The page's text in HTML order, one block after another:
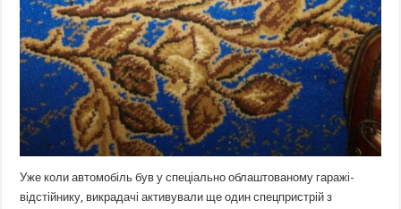
Уже коли автомобіль був у спеціально облаштованому гаражі-
відстійнику, викрадачі активували ще один спецпристрій з